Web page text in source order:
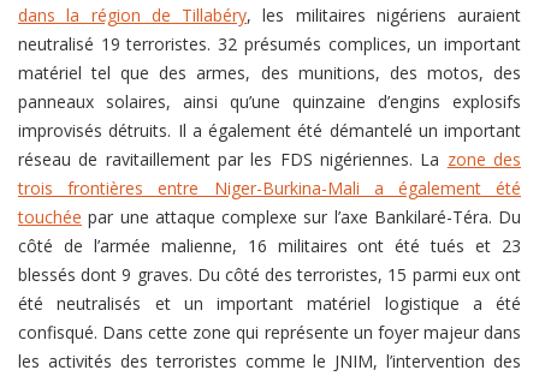
dans la région de Tillabéry, les militaires nigériens auraient
neutralisé 19 terroristes. 32 présumés complices, un important
matériel tel que des armes, des munitions, des motos, des
panneaux solaires, ainsi qu’une quinzaine d’engins explosifs
improvisés détruits. Il a également été démantelé un important
réseau de ravitaillement par les FDS nigériennes. La zone des
trois frontières entre Niger-Burkina-Mali a également été
touchée par une attaque complexe sur l’axe Bankilaré-Téra. Du
côté de l’armée malienne, 16 militaires ont été tués et 23
blessés dont 9 graves. Du côté des terroristes, 15 parmi eux ont
été neutralisés et un important matériel logistique a été
confisqué. Dans cette zone qui représente un foyer majeur dans
les activités des terroristes comme le JNIM, l’intervention des